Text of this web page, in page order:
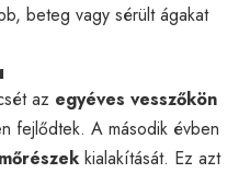
beteg vagy sérült ágakat
az egyéves vesszőkön
fejlődtek. A második évben
kialakítását. Ez azt